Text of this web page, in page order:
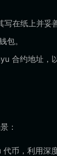
写在纸上并
包。
合约地址，
：
币，利用深度